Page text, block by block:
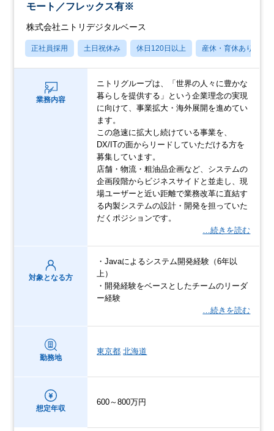
モート／フレックス有※
株式会社ニトリデジタルベース
正社員採用 土日祝休み 休日120日以上 産休・育休あり
業務内容
ニトリグループは、「世界の人々に豊かな
暮らしを提供する」という企業理念の実現
に向けて、事業拡大・海外展開を進めてい
ます。
この急速に拡大し続けている事業を、
DX/ITの面からリードしていただける方を
募集しています。
店舗・物流・粗油品企画など、システムの
企画段階からビジネスサイドと並走し、現
場ユーザーと近い距離で業務改革に直結す
る内製システムの設計・開発を担っていた
だくポジションです。
…続きを読む
対象となる方
・Javaによるシステム開発経験（6年以
上）
・開発経験をベースとしたチームのリーダ
ー経験
…続きを読む
勤務地
東京都 北海道
想定年収
600～800万円